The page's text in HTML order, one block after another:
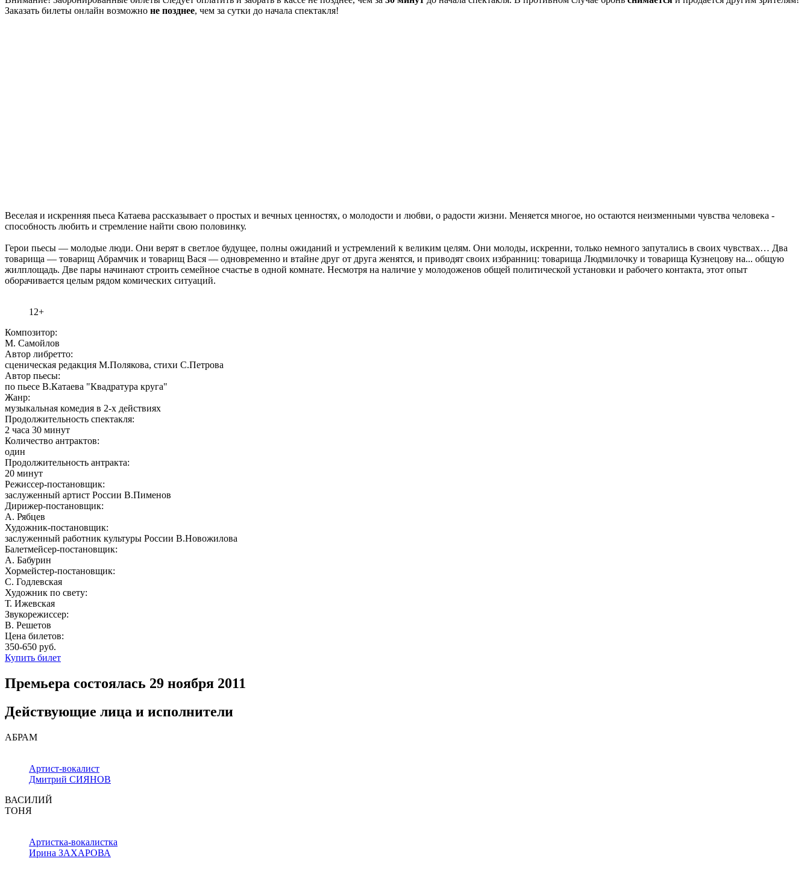
Заказать билеты онлайн возможно не позднее, чем за сутки до начала спектакля!
Веселая и искренняя пьеса Катаева рассказывает о простых и вечных ценностях, о молодости и любви, о радости жизни. Меняется многое, но остаются неизменными чувства человека -
способность любить и стремление найти свою половинку.
Герои пьесы — молодые люди. Они верят в светлое будущее, полны ожиданий и устремлений к великим целям. Они молоды, искренни, только немного запутались в своих чувствах… Два
товарища — товарищ Абрамчик и товарищ Вася — одновременно и втайне друг от друга женятся, и приводят своих избранниц: товарища Людмилочку и товарища Кузнецову на... общую
жилплощадь. Две пары начинают строить семейное счастье в одной комнате. Несмотря на наличие у молодоженов общей политической установки и рабочего контакта, этот опыт
оборачивается целым рядом комических ситуаций.
12+
Композитор:
М. Самойлов
Автор либретто:
сценическая редакция М.Полякова, стихи С.Петрова
Автор пьесы:
по пьесе В.Катаева "Квадратура круга"
Жанр:
музыкальная комедия в 2-х действиях
Продолжительность спектакля:
2 часа 30 минут
Количество антрактов:
один
Продолжительность антракта:
20 минут
Режиссер-постановщик:
заслуженный артист России В.Пименов
Дирижер-постановщик:
А. Рябцев
Художник-постановщик:
заслуженный работник культуры России В.Новожилова
Балетмейсер-постановщик:
А. Бабурин
Хормейстер-постановщик:
С. Годлевская
Художник по свету:
Т. Ижевская
Звукорежиссер:
В. Решетов
Цена билетов:
350-650 руб.
Купить билет
Премьера состоялась 29 ноября 2011
Действующие лица и исполнители
АБРАМ
Артист-вокалист
Дмитрий СИЯНОВ
ВАСИЛИЙ
ТОНЯ
Артистка-вокалистка
Ирина ЗАХАРОВА